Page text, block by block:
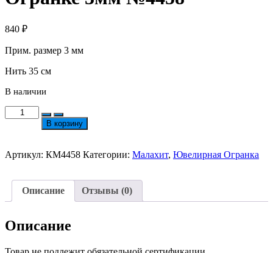
840 ₽
Прим. размер 3 мм
Нить 35 см
В наличии
Количество
товара
Ювелирной
№4458
В корзину
Артикул: КМ4458 Категории: Малахит, Ювелирная Огранка
Описание Отзывы (0)
Описание